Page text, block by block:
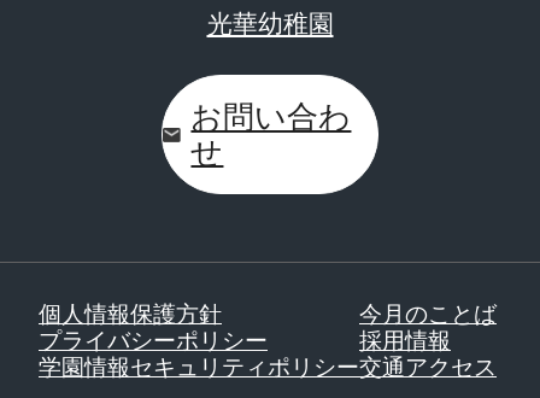
光華幼稚園
お問い合わ
せ
個人情報保護方針
プライバシーポリシー
学園情報セキュリティポリシー
今月のことば
採用情報
交通アクセス